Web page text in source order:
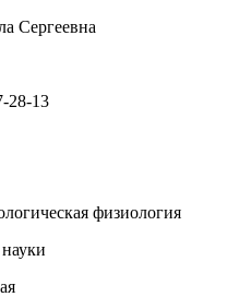
Сергеевна
28-13
физиология